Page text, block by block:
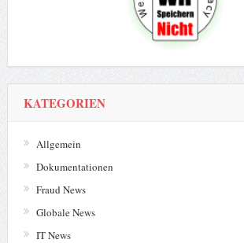
KATEGORIEN
Allgemein
Dokumentationen
Fraud News
Globale News
IT News